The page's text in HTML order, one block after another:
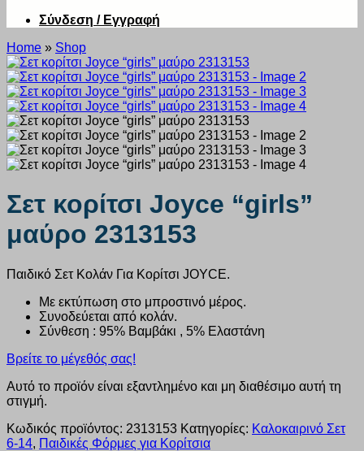
Σύνδεση / Εγγραφή
Home » Shop
Σετ κορίτσι Joyce “girls”
μαύρο 2313153
Παιδικό Σετ Κολάν Για Κορίτσι JOYCE.
Με εκτύπωση στο μπροστινό μέρος.
Συνοδεύεται από κολάν.
Σύνθεση : 95% Βαμβάκι , 5% Ελαστάνη
Βρείτε το μέγεθός σας!
Αυτό το προϊόν είναι εξαντλημένο και μη διαθέσιμο αυτή τη
στιγμή.
Κωδικός προϊόντος: 2313153 Κατηγορίες: Καλοκαιρινό Σετ
6-14, Παιδικές Φόρμες για Κορίτσια